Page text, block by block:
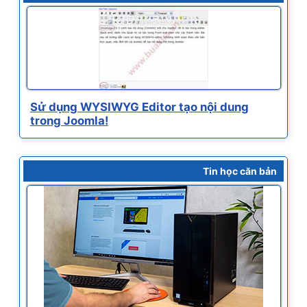
Sử dụng WYSIWYG Editor tạo nội dung
trong Joomla!
Tin học căn bản